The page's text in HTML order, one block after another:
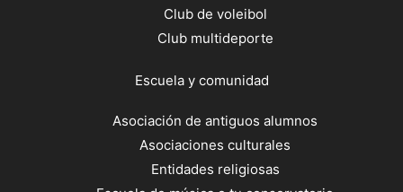
Club de voleibol
Club multideporte
Escuela y comunidad
Asociación de antiguos alumnos
Asociaciones culturales
Entidades religiosas